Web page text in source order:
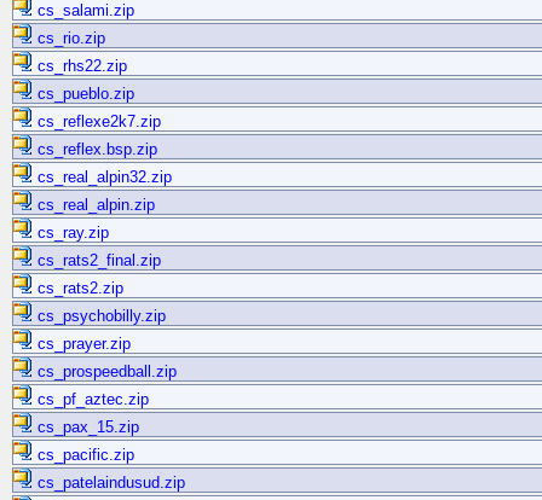
cs_salami.zip
cs_rio.zip
cs_rhs22.zip
cs_pueblo.zip
cs_reflexe2k7.zip
cs_reflex.bsp.zip
cs_real_alpin32.zip
cs_real_alpin.zip
cs_ray.zip
cs_rats2_final.zip
cs_rats2.zip
cs_psychobilly.zip
cs_prayer.zip
cs_prospeedball.zip
cs_pf_aztec.zip
cs_pax_15.zip
cs_pacific.zip
cs_patelaindusud.zip